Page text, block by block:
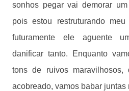
sonhos pegar vai demorar
pois estou restruturando
futuramente ele aguente
danificar tanto. Enquanto
tons de ruivos
acobreado, vamos babar